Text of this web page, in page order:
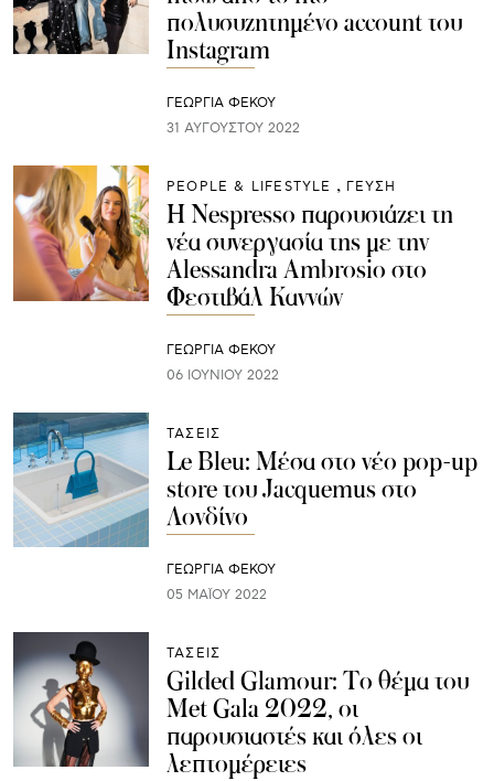
πολυσυζητημένο account του
Instagram
ΓΕΩΡΓΙΑ ΦΕΚΟΥ
31 ΑΥΓΟΎΣΤΟΥ 2022
PEOPLE & LIFESTYLE ΓΕΥΣΗ
H Nespresso παρουσιάζει τη
νέα συνεργασία της με την
Alessandra Ambrosio στο
Φεστιβάλ Καννών
ΓΕΩΡΓΙΑ ΦΕΚΟΥ
06 ΙΟΥΝΊΟΥ 2022
ΤΑΣΕΙΣ
Le Bleu: Μέσα στο νέο pop-up
store του Jacquemus στο
Λονδίνο
ΓΕΩΡΓΙΑ ΦΕΚΟΥ
05 ΜΑΪ́ΟΥ 2022
ΤΑΣΕΙΣ
Gilded Glamour: Το θέμα του
Met Gala 2022, οι
παρουσιαστές και όλες οι
λεπτομέρειες